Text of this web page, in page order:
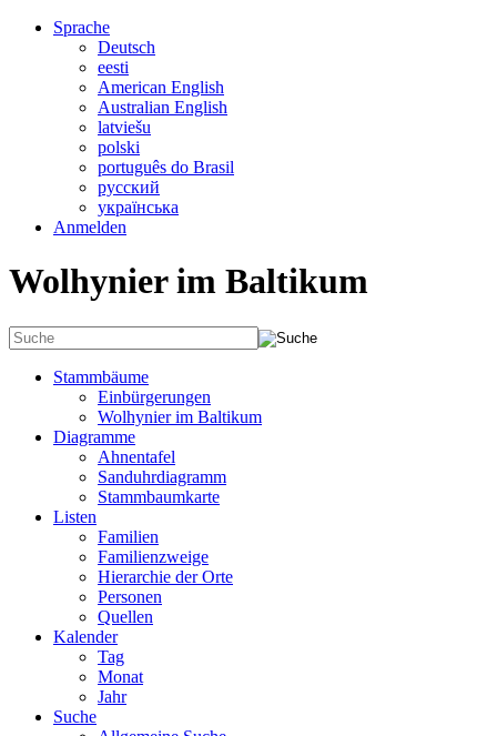
Sprache
Deutsch
eesti
American English
Australian English
latviešu
polski
português do Brasil
русский
українська
Anmelden
Wolhynier im Baltikum
Stammbäume
Einbürgerungen
Wolhynier im Baltikum
Diagramme
Ahnentafel
Sanduhrdiagramm
Stammbaumkarte
Listen
Familien
Familienzweige
Hierarchie der Orte
Personen
Quellen
Kalender
Tag
Monat
Jahr
Suche